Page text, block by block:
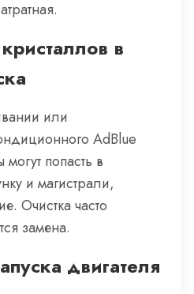
в
или
AdBlue
попасть в
и магистрали,
Очистка часто
замена.
двигателя